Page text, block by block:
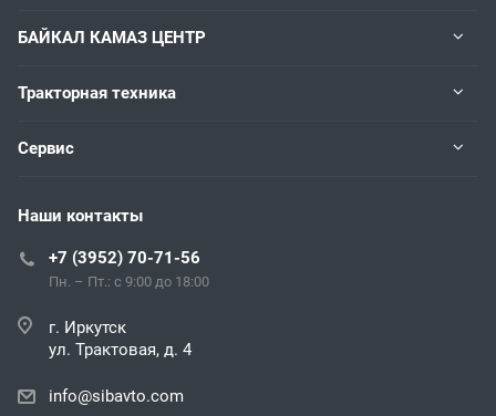
БАЙКАЛ КАМАЗ ЦЕНТР
Тракторная техника
Сервис
Наши контакты
+7 (3952) 70-71-56
Пн. – Пт.: с 9:00 до 18:00
г. Иркутск
ул. Трактовая, д. 4
info@sibavto.com